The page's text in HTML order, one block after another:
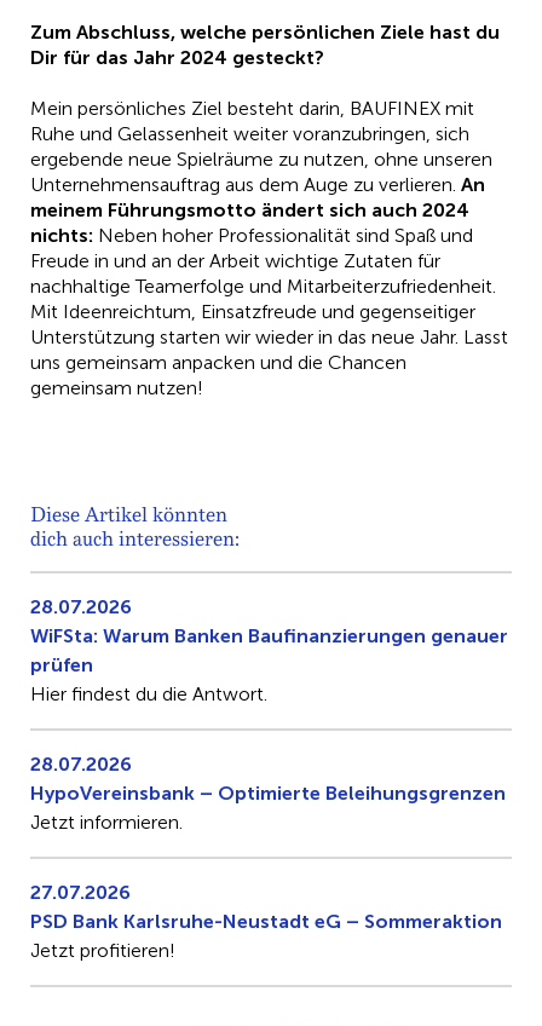
Zum Abschluss, welche persönlichen Ziele hast du
Dir für das Jahr 2024 gesteckt?
Mein persönliches Ziel besteht darin, BAUFINEX mit
Ruhe und Gelassenheit weiter voranzubringen, sich
ergebende neue Spielräume zu nutzen, ohne unseren
Unternehmensauftrag aus dem Auge zu verlieren. An
meinem Führungsmotto ändert sich auch 2024
nichts: Neben hoher Professionalität sind Spaß und
Freude in und an der Arbeit wichtige Zutaten für
nachhaltige Teamerfolge und Mitarbeiterzufriedenheit.
Mit Ideenreichtum, Einsatzfreude und gegenseitiger
Unterstützung starten wir wieder in das neue Jahr. Lasst
uns gemeinsam anpacken und die Chancen
gemeinsam nutzen!
Diese Artikel könnten
dich auch interessieren:
28.07.2026
WiFSta: Warum Banken Baufinanzierungen genauer
prüfen
Hier findest du die Antwort.
28.07.2026
HypoVereinsbank – Optimierte Beleihungsgrenzen
Jetzt informieren.
27.07.2026
PSD Bank Karlsruhe-Neustadt eG – Sommeraktion
Jetzt profitieren!